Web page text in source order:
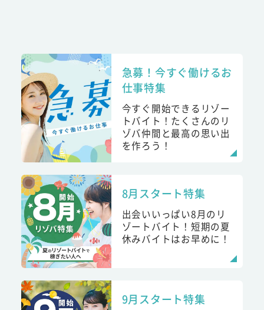
急募！今すぐ働けるお
仕事特集
今すぐ開始できるリゾー
トバイト！たくさんのリ
ゾバ仲間と最高の思い出
を作ろう！
8月スタート特集
出会いいっぱい8月のリ
ゾートバイト！短期の夏
休みバイトはお早めに！
9月スタート特集